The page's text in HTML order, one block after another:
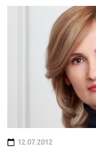
12.07.2012